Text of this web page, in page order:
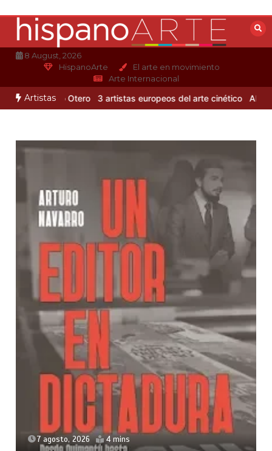
contenido
8 August, 2026
HispanoArte
El arte en movimiento
Arte Internacional
Artistas
Alejandro Otero 3 artistas europeos del arte cinético Albert
7 agosto, 2026 4 mins